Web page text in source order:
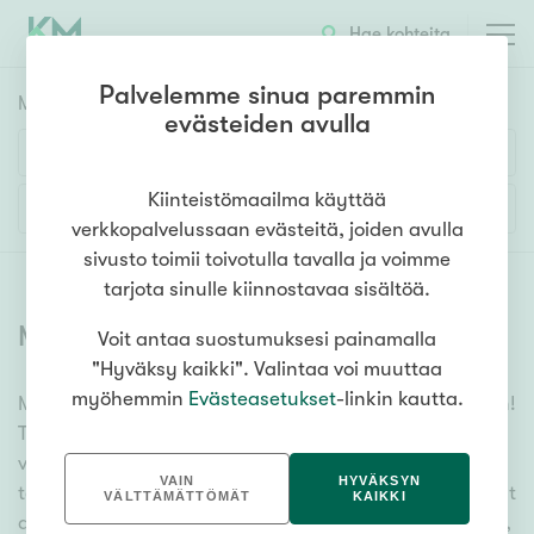
Hae kohteita
Myyntikohteet
1h 2h 3h 4h 5h+
Asuntotyyppi
Kerros-/luhtitalo
Rivitalo/paritalo
Omakoti-/erillistalo
Maa- tai metsätila
Lisää hakuehtoja
Myytävät asunnot (6378)
Meiltä löydät myytävät asunnot, oli tarpeesi mikä vain!
Tuhansien kohteiden ja satojen kiinteistönvälittäjien
verkostomme auttaa sinua kenties elämäsi
tärkeimmässä päätöksessä. Katso alta kaikki myytävät
asunnot. Hyödynnä myös kätevää hakutyökaluamme,
Palvelemme sinua paremmin
evästeiden avulla
Kiinteistömaailma käyttää
verkkopalvelussaan evästeitä, joiden avulla
sivusto toimii toivotulla tavalla ja voimme
tarjota sinulle kiinnostavaa sisältöä.
Voit antaa suostumuksesi painamalla
"Hyväksy kaikki". Valintaa voi muuttaa
myöhemmin Evästeasetukset-linkin kautta.
VAIN
VÄLTTÄMÄTTÖMÄT
HYVÄKSYN
KAIKKI